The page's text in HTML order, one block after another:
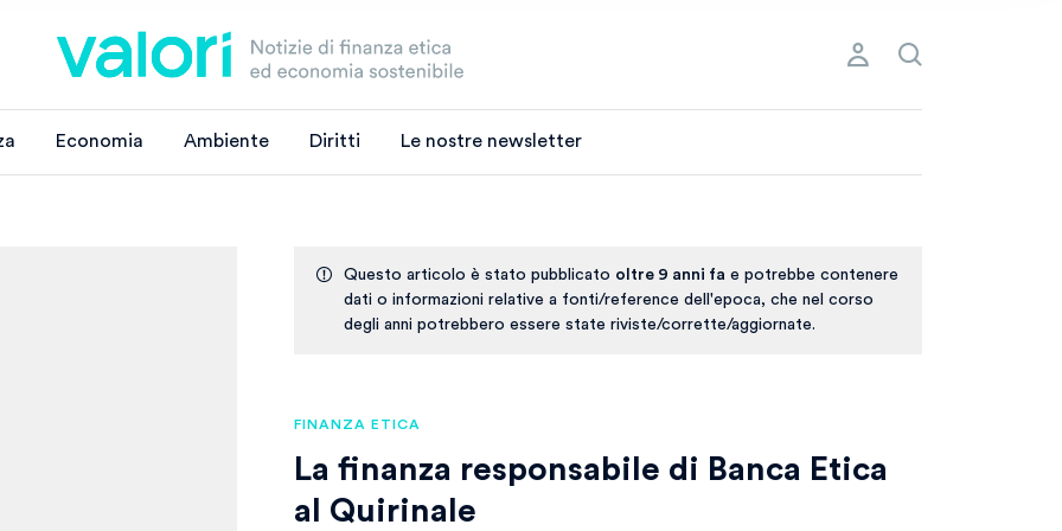
Economia Ambiente Diritti Le nostre newsletter
Questo articolo è stato pubblicato oltre 9 anni fa e potrebbe contenere
dati o informazioni relative a fonti/reference dell'epoca, che nel corso
degli anni potrebbero essere state riviste/corrette/aggiornate.
FINANZA ETICA
La finanza responsabile di Banca Etica
al Quirinale